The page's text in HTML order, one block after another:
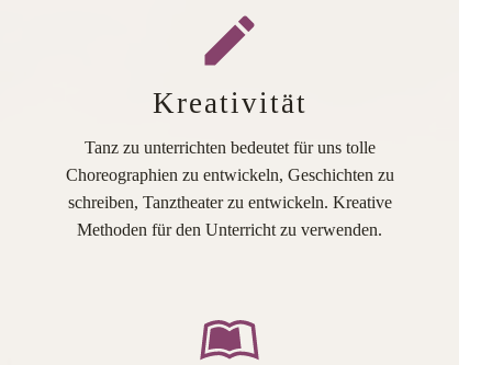
Kreativität
Tanz zu unterrichten bedeutet für uns tolle
Choreographien zu entwickeln, Geschichten zu
schreiben, Tanztheater zu entwickeln. Kreative
Methoden für den Unterricht zu verwenden.